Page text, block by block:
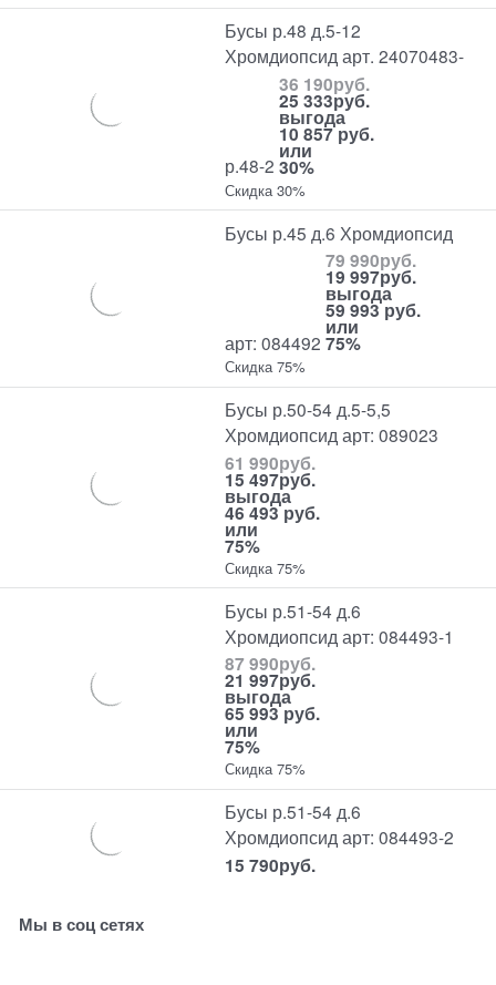
Бусы р.48 д.5-12
Хромдиопсид арт. 24070483-
р.48-2
36 190руб.
25 333руб.
выгода
10 857 руб.
или
30%
Скидка 30%
Бусы р.45 д.6 Хромдиопсид
арт: 084492
79 990руб.
19 997руб.
выгода
59 993 руб.
или
75%
Скидка 75%
Бусы р.50-54 д.5-5,5
Хромдиопсид арт: 089023
61 990руб.
15 497руб.
выгода
46 493 руб.
или
75%
Скидка 75%
Бусы р.51-54 д.6
Хромдиопсид арт: 084493-1
87 990руб.
21 997руб.
выгода
65 993 руб.
или
75%
Скидка 75%
Бусы р.51-54 д.6
Хромдиопсид арт: 084493-2
15 790руб.
Мы в соц сетях